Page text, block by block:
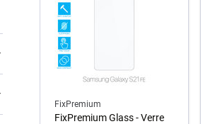
FixPremium
FixPremium Glass - Verre